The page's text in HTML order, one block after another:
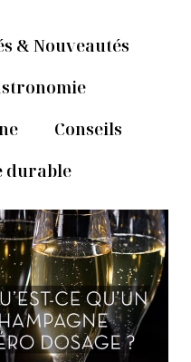
& Nouveautés
Conseils
durable